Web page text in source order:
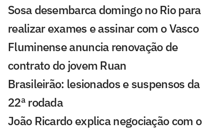
Sosa desembarca domingo no Rio para
realizar exames e assinar com o Vasco
Fluminense anuncia renovação de
contrato do jovem Ruan
Brasileirão: lesionados e suspensos da
22ª rodada
João Ricardo explica negociação com o